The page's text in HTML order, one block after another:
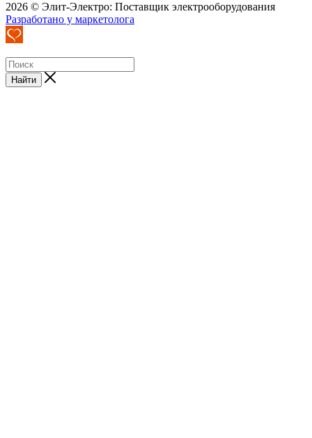
2026 © Элит-Электро: Поставщик электрооборудования
Разработано у маркетолога
Найти